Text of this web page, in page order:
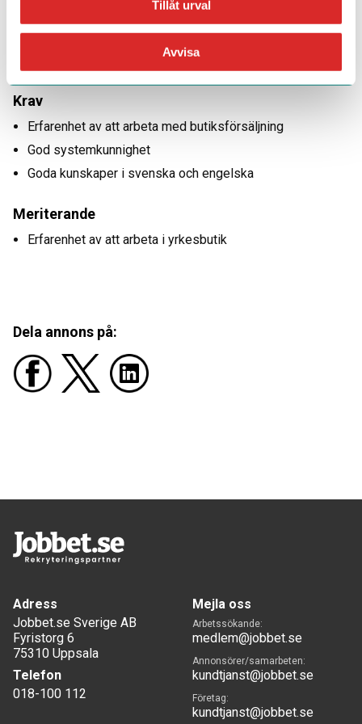
Tillåt urval
Avvisa
rekryteringskonsult Anna Nord på 018-470 71 12.
Urval och intervjuer sker löpande och du är
välkommen med din ansökan redan idag!
Krav
Erfarenhet av att arbeta med butiksförsäljning
God systemkunnighet
Goda kunskaper i svenska och engelska
Meriterande
Erfarenhet av att arbeta i yrkesbutik
Dela annons på:
Adress
Jobbet.se Sverige AB
Fyristorg 6
75310 Uppsala
Telefon
018-100 112
Mejla oss
Arbetssökande:
medlem@jobbet.se
Annonsörer/samarbeten:
kundtjanst@jobbet.se
Företag:
kundtjanst@jobbet.se